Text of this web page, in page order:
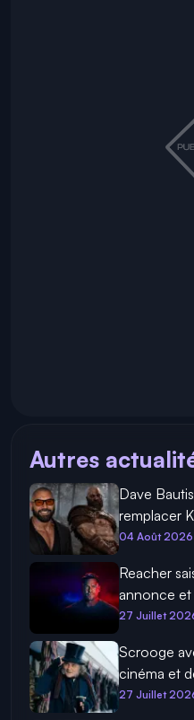
Autres
Dave
remplacer
04 Août 2026
Reacher
annonce et
27 Juillet
Scrooge
cinéma et
27 Juillet